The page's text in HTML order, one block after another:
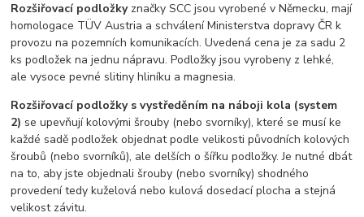
Rozšiřovací podložkyznačky SCC jsou vyrobené v Německu, mají
homologace TÜV Austria a schválení Ministerstva dopravy ČR k
provozu na pozemních komunikacích. Uvedená cena je za sadu 2
ks podložek na jednu nápravu. Podložky jsou vyrobeny z lehké,
ale vysoce pevné slitiny hliníku a magnesia.
Rozšiřovací podložky s vystředěním na náboji kola (system
2) se upevňují kolovými šrouby (nebo svorníky), které se musí ke
každé sadě podložek objednat podle velikosti původních kolových
šroubů (nebo svorníků), ale delších o šířku podložky. Je nutné dbát
na to, aby jste objednali šrouby (nebo svorníky) shodného
provedení tedy kuželová nebo kulová dosedací plocha a stejná
velikost závitu.